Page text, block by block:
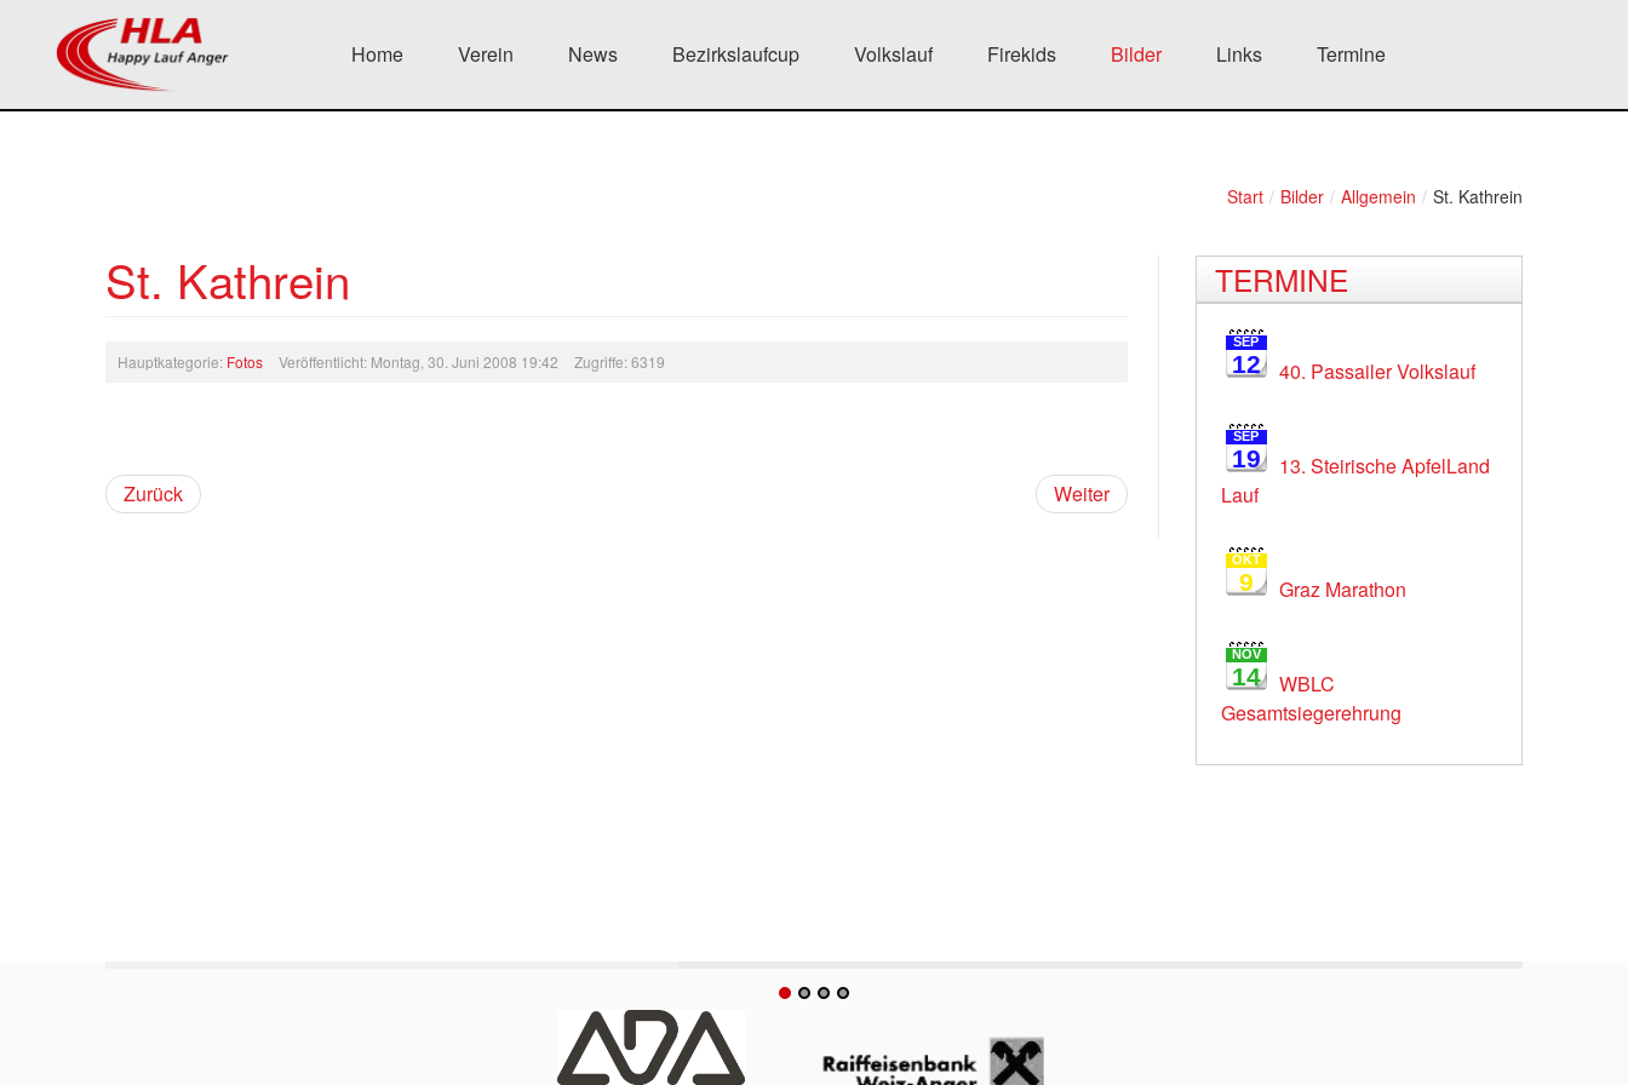
Home Verein News Bezirkslaufcup Volkslauf Firekids Bilder Links Termine
Start / Bilder / Allgemein / St. Kathrein
St. Kathrein
Hauptkategorie: Fotos Veröffentlicht: Montag, 30. Juni 2008 19:42 Zugriffe: 6319
Zurück Weiter
TERMINE
SEP
12 40. Passailer Volkslauf
SEP
19
13. Steirische ApfelLand
Lauf
OKT
9 Graz Marathon
NOV
14
WBLC
Gesamtsiegerehrung